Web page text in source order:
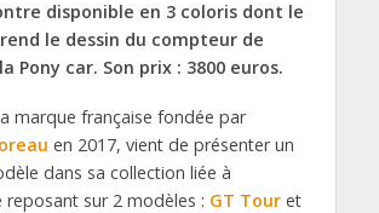
disponible en 3 coloris dont le
le dessin du compteur de
Pony car. Son prix : 3800 euros.
marque française fondée par
en 2017, vient de présenter un
dans sa collection liée à
reposant sur 2 modèles : GT Touret